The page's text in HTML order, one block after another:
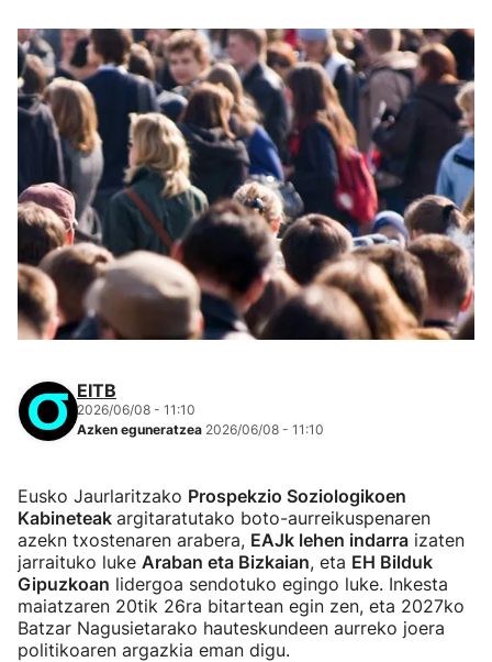
EITB
2026/06/08 - 11:10
Azken eguneratzea 2026/06/08 - 11:10
Eusko Jaurlaritzako Prospekzio Soziologikoen
Kabineteak argitaratutako boto-aurreikuspenaren
azekn txostenaren arabera, EAJk lehen indarra izaten
jarraituko luke Araban eta Bizkaian, eta EH Bilduk
Gipuzkoan lidergoa sendotuko egingo luke. Inkesta
maiatzaren 20tik 26ra bitartean egin zen, eta 2027ko
Batzar Nagusietarako hauteskundeen aurreko joera
politikoaren argazkia eman digu.